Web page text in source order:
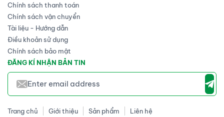
Chính sách thanh toán
Chính sách vận chuyển
Tài liệu - Hướng dẫn
Điều khoản sử dụng
Chính sách bảo mật
ĐĂNG KÍ NHẬN BẢN TIN
Trang chủ Giới thiệu Sản phẩm Liên hệ